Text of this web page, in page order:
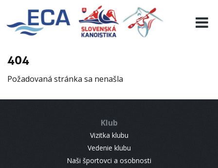
404
Požadovaná stránka sa nenašla
Klub
Vizitka klubu
Vedenie klubu
Naši športovci a osobnosti
EURO 19
INFO
RESULTS
CONTACT